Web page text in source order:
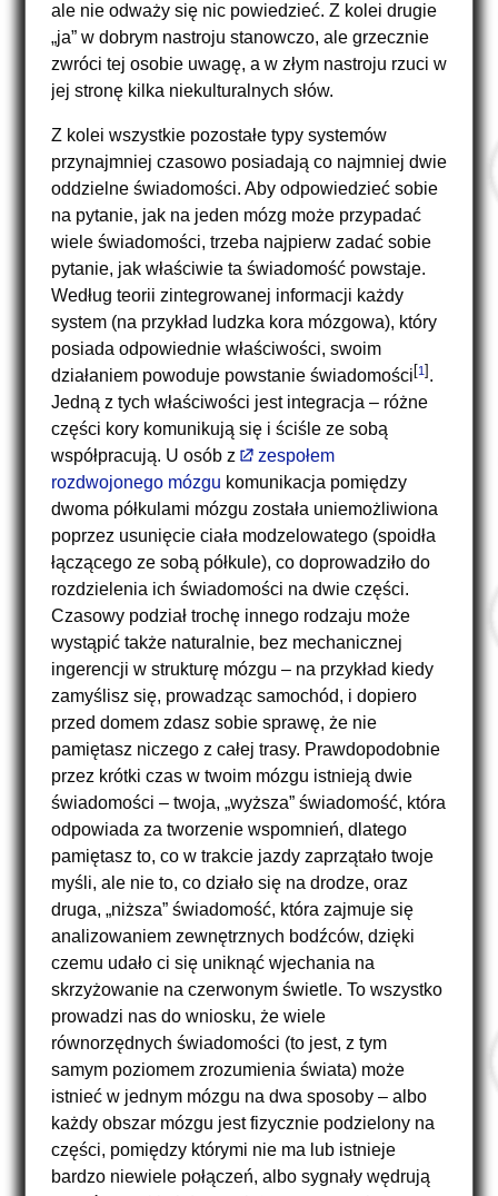
ale nie odważy się nic powiedzieć. Z kolei drugie
„ja” w dobrym nastroju stanowczo, ale grzecznie
zwróci tej osobie uwagę, a w złym nastroju rzuci w
jej stronę kilka niekulturalnych słów.
Z kolei wszystkie pozostałe typy systemów
przynajmniej czasowo posiadają co najmniej dwie
oddzielne świadomości. Aby odpowiedzieć sobie
na pytanie, jak na jeden mózg może przypadać
wiele świadomości, trzeba najpierw zadać sobie
pytanie, jak właściwie ta świadomość powstaje.
Według teorii zintegrowanej informacji każdy
system (na przykład ludzka kora mózgowa), który
posiada odpowiednie właściwości, swoim
działaniem powoduje powstanie świadomości[1].
Jedną z tych właściwości jest integracja – różne
części kory komunikują się i ściśle ze sobą
współpracują. U osób z
zespołem
rozdwojonego mózgu komunikacja pomiędzy
dwoma półkulami mózgu została uniemożliwiona
poprzez usunięcie ciała modzelowatego (spoidła
łączącego ze sobą półkule), co doprowadziło do
rozdzielenia ich świadomości na dwie części.
Czasowy podział trochę innego rodzaju może
wystąpić także naturalnie, bez mechanicznej
ingerencji w strukturę mózgu – na przykład kiedy
zamyślisz się, prowadząc samochód, i dopiero
przed domem zdasz sobie sprawę, że nie
pamiętasz niczego z całej trasy. Prawdopodobnie
przez krótki czas w twoim mózgu istnieją dwie
świadomości – twoja, nazwijmy
ją
„wyższa” świadomość, która
odpowiada za tworzenie wspomnień, dlatego
pamiętasz to, co w trakcie jazdy zaprzątało twoje
myśli, ale nie to, co działo się na drodze, oraz
druga, „niższa” świadomość, która zajmuje się
analizowaniem zewnętrznych bodźców, dzięki
czemu udało ci się uniknąć wjechania na
skrzyżowanie na czerwonym świetle. To wszystko
prowadzi nas do wniosku, że wiele
równorzędnych świadomości (to jest, z tym
samym poziomem zrozumienia świata) może
istnieć w jednym mózgu na dwa sposoby – albo
każdy obszar mózgu jest fizycznie podzielony na
części, pomiędzy którymi nie ma lub istnieje
bardzo niewiele połączeń, albo sygnały wędrują